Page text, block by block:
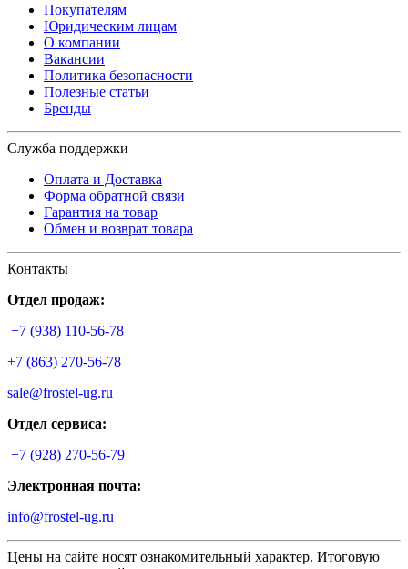
Покупателям
Юридическим лицам
О компании
Вакансии
Политика безопасности
Полезные статьи
Бренды
Служба поддержки
Оплата и Доставка
Форма обратной связи
Гарантия на товар
Обмен и возврат товара
Контакты
Отдел продаж:
+7 (938) 110-56-78
+7 (863) 270-56-78
sale@frostel-ug.ru
Отдел сервиса:
+7 (928) 270-56-79
Электронная почта:
info@frostel-ug.ru
Цены на сайте носят ознакомительный характер. Итоговую